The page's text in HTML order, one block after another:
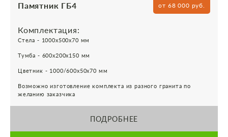
Памятник ГБ4 от 68 000 руб.
Комплектация:
Стела - 1000х500х70 мм
Тумба - 600х200х150 мм
Цветник - 1000/600х50х70 мм
Возможно изготовление комплекта из разного гранита по
желанию заказчика
ПОДРОБНЕЕ